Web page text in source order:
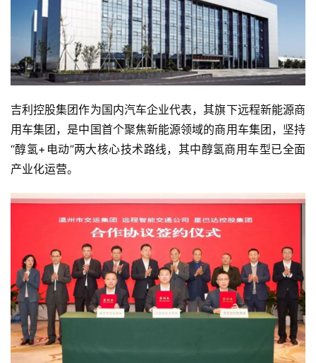
吉利控股集团作为国内汽车企业代表，其旗下远程新能源商
用车集团，是中国首个聚焦新能源领域的商用车集团，坚持
“醇氢+电动”两大核心技术路线，其中醇氢商用车型已全面
产业化运营。